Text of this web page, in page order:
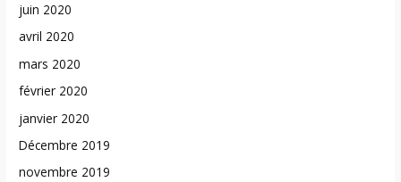
juin 2020
avril 2020
mars 2020
février 2020
janvier 2020
Décembre 2019
novembre 2019